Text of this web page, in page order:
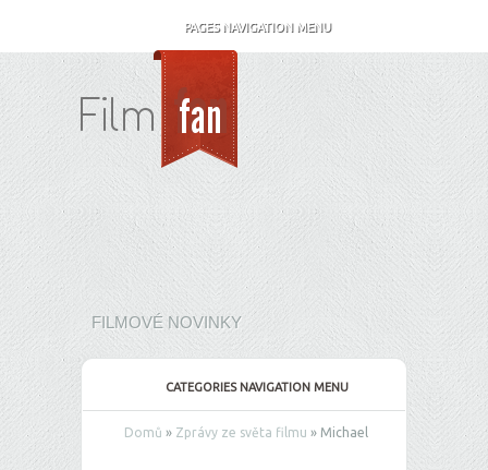
PAGES NAVIGATION MENU
FILMOVÉ NOVINKY
CATEGORIES NAVIGATION MENU
Domů » Zprávy ze světa filmu » Michael